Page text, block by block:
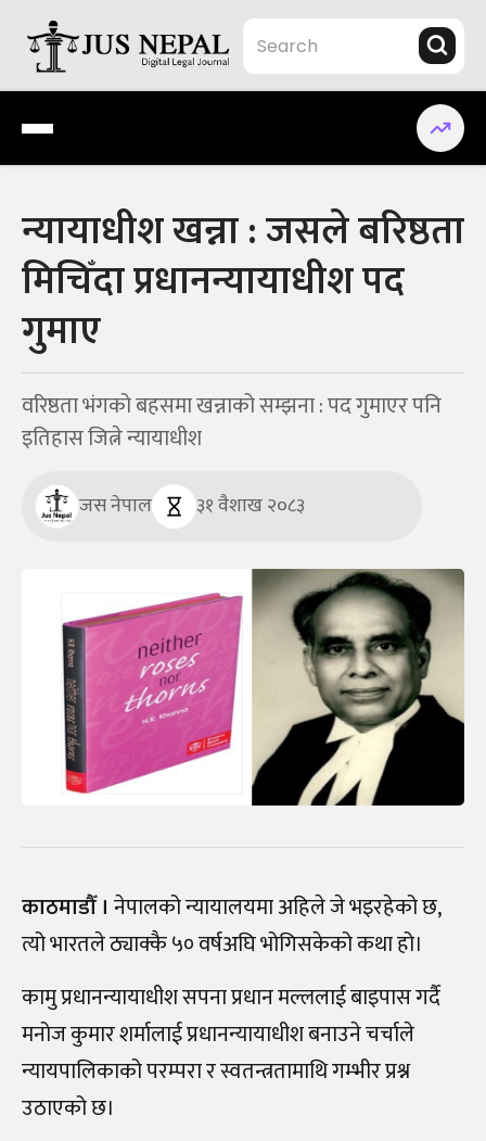
content
Jus Nepal | www.jusnepal.com
Digital Legal Journal
न्यायाधीश खन्ना : जसले बरिष्ठता
मिचिँदा प्रधानन्यायाधीश पद
गुमाए
वरिष्ठता भंगको बहसमा खन्नाको सम्झना : पद गुमाएर पनि
इतिहास जित्ने न्यायाधीश
जस नेपाल ३१ वैशाख २०८३
काठमाडौँ । नेपालको न्यायालयमा अहिले जे भइरहेको छ,
त्यो भारतले ठ्याक्कै ५० वर्षअघि भोगिसकेको कथा हो।
कामु प्रधानन्यायाधीश सपना प्रधान मल्ललाई बाइपास गर्दै
मनोज कुमार शर्मालाई प्रधानन्यायाधीश बनाउने चर्चाले
न्यायपालिकाको परम्परा र स्वतन्त्रतामाथि गम्भीर प्रश्न
उठाएको छ।